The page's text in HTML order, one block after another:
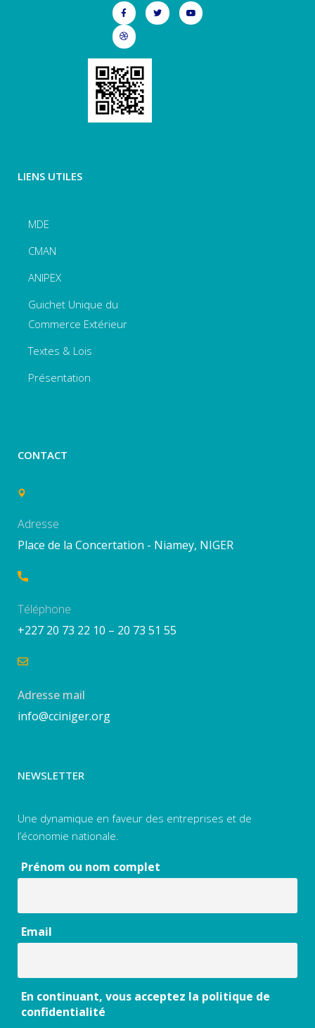
LIENS UTILES
MDE
CMAN
ANIPEX
Guichet Unique du
Commerce Extérieur
Textes & Lois
Présentation
CONTACT
Adresse
Place de la Concertation - Niamey, NIGER
Téléphone
+227 20 73 22 10 – 20 73 51 55
Adresse mail
info@cciniger.org
NEWSLETTER
Une dynamique en faveur des entreprises et de
l’économie nationale.
Prénom ou nom complet
Email
En continuant, vous acceptez la politique de
confidentialité